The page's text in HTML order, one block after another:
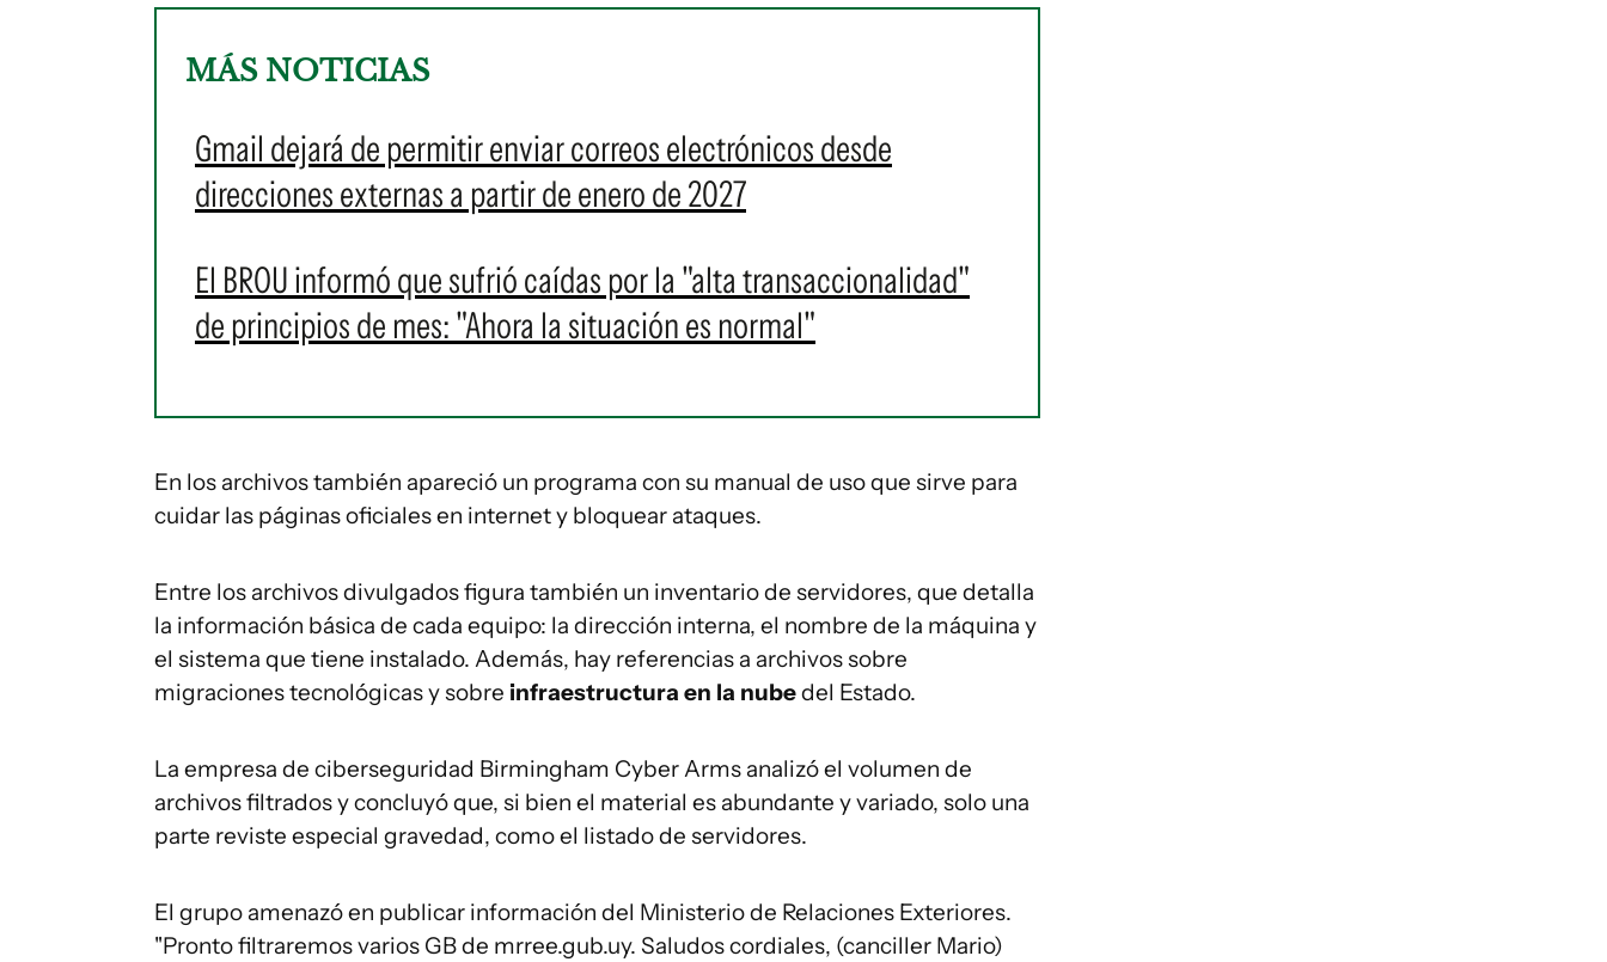
MÁS NOTICIAS
Gmail dejará de permitir enviar correos electrónicos desde
direcciones externas a partir de enero de 2027
El BROU informó que sufrió caídas por la "alta transaccionalidad"
de principios de mes: "Ahora la situación es normal"
En los archivos también apareció un programa con su manual de uso que sirve para
cuidar las páginas oficiales en internet y bloquear ataques.
Entre los archivos divulgados figura también un inventario de servidores, que detalla
la información básica de cada equipo: la dirección interna, el nombre de la máquina y
el sistema que tiene instalado. Además, hay referencias a archivos sobre
migraciones tecnológicas y sobre infraestructura en la nubedel Estado.
La empresa de ciberseguridad Birmingham Cyber Arms analizó el volumen de
archivos filtrados y concluyó que, si bien el material es abundante y variado, solo una
parte reviste especial gravedad, como el listado de servidores.
El grupo amenazó en publicar información del Ministerio de Relaciones Exteriores.
"Pronto filtraremos varios GB de mrree.gub.uy. Saludos cordiales, (canciller Mario)